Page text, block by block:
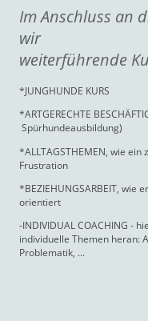
Im Anschluss an
wir
weiterführende
*JUNGHUNDE KURS
*ARTGERECHTE
Spürhundeausbildung)
*ALLTAGSTHEMEN, wie ein
Frustration
*BEZIEHUNGSARBEIT, wie
orientiert
-INDIVIDUAL COACHING -
individuelle Themen heran:
Problematik, ...